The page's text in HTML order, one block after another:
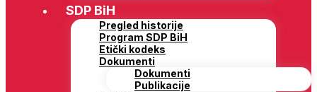
SDP BiH
Pregled historije
Program SDP BiH
Etički kodeks
Dokumenti
Dokumenti
Publikacije